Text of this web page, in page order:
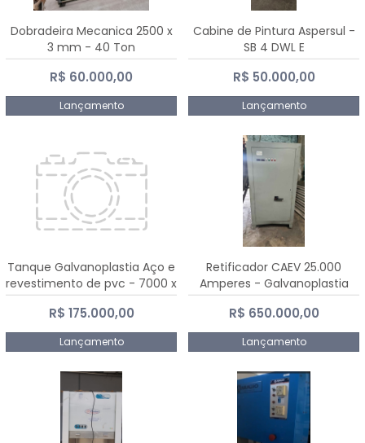
Dobradeira Mecanica 2500 x
3 mm - 40 Ton
R$ 60.000,00
Lançamento
Cabine de Pintura Aspersul -
SB 4 DWL E
R$ 50.000,00
Lançamento
Tanque Galvanoplastia Aço e
revestimento de pvc - 7000 x
2200 mm
R$ 175.000,00
Lançamento
Retificador CAEV 25.000
Amperes - Galvanoplastia
R$ 650.000,00
Lançamento